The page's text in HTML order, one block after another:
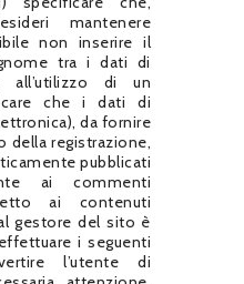
mantenere
non inserire il
tra i dati di
all’utilizzo di un
che i dati di
da fornire
della registrazione,
pubblicati
ai commenti
ai contenuti
gestore del sito è
i seguenti
l’utente di